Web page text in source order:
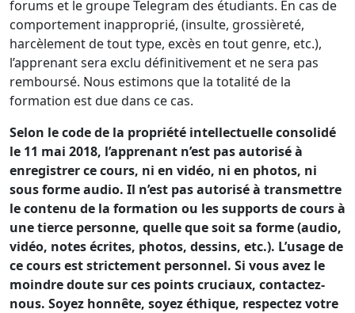
forums et le groupe Telegram des étudiants. En cas de
comportement inapproprié, (insulte, grossièreté,
harcèlement de tout type, excès en tout genre, etc.),
l’apprenant sera exclu définitivement et ne sera pas
remboursé. Nous estimons que la totalité de la
formation est due dans ce cas.
Selon le code de la propriété intellectuelle consolidé
le 11 mai 2018, l’apprenant n’est pas autorisé à
enregistrer ce cours, ni en vidéo, ni en photos, ni
sous forme audio. Il n’est pas autorisé à transmettre
le contenu de la formation ou les supports de cours à
une tierce personne, quelle que soit sa forme (audio,
vidéo, notes écrites, photos, dessins, etc.). L’usage de
ce cours est strictement personnel. Si vous avez le
moindre doute sur ces points cruciaux, contactez-
nous. Soyez honnête, soyez éthique, respectez votre